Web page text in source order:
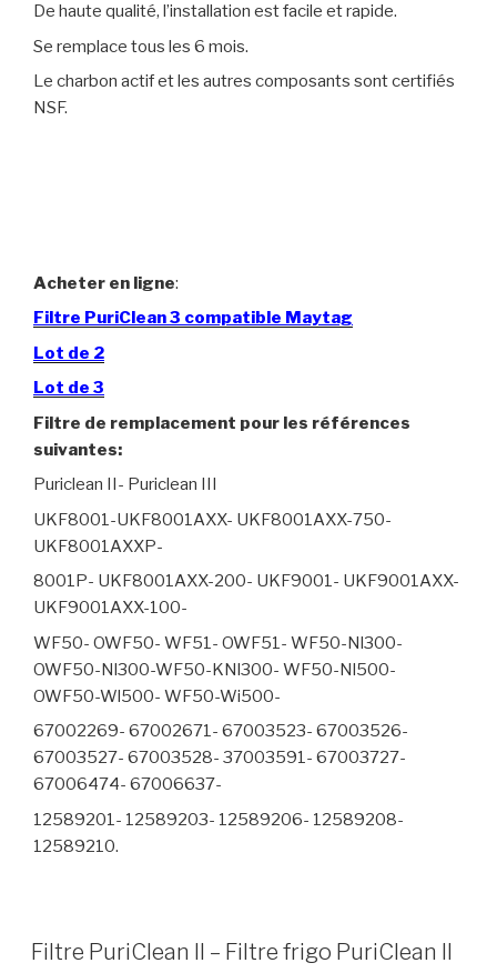
De haute qualité, l’installation est facile et rapide.
Se remplace tous les 6 mois.
Le charbon actif et les autres composants sont certifiés
NSF.
Acheter en ligne:
Filtre PuriClean 3 compatible Maytag
Lot de 2
Lot de 3
Filtre de remplacement pour les références
suivantes:
Puriclean II- Puriclean III
UKF8001-UKF8001AXX- UKF8001AXX-750-
UKF8001AXXP-
8001P- UKF8001AXX-200- UKF9001- UKF9001AXX-
UKF9001AXX-100-
WF50- OWF50- WF51- OWF51- WF50-Nl300-
OWF50-Nl300-WF50-KNl300- WF50-Nl500-
OWF50-Wl500- WF50-Wi500-
67002269- 67002671- 67003523- 67003526-
67003527- 67003528- 37003591- 67003727-
67006474- 67006637-
12589201- 12589203- 12589206- 12589208-
12589210.
Filtre PuriClean II – Filtre frigo PuriClean II